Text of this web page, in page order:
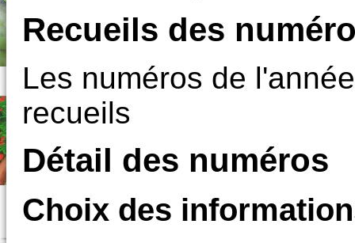
Recueils des
Les numéros de
recueils
Détail des numéros
Choix des